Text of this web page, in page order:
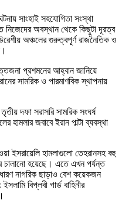
সাংহাই সহযোগিতা সংস্থা
নিজেদের অবস্থান থেকে কিছুটা দূরত্ব
অঞ্চলের গুরুত্বপূর্ণ রাজনৈতিক ও
প্রশমনের আহ্বান জানিয়ে
সামরিক ও পারমাণবিক স্থাপনায়
দফা সরাসরি সামরিক সংঘর্ষ
জবাবে ইরান পাল্টা ব্যবস্থা
ইসরায়েলি হামলাগুলো তেহরানসহ বহু
চালানো হয়েছে। এতে এখন পর্যন্ত
নাগরিক ছাড়াও বেশ কয়েকজন
বিপ্লবী গার্ড বাহিনীর